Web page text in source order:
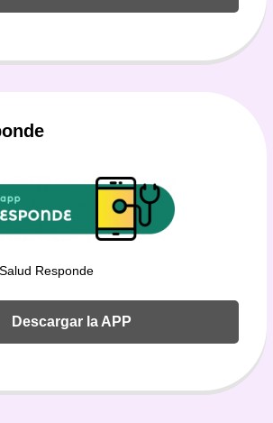
Responde
Descargar la APP